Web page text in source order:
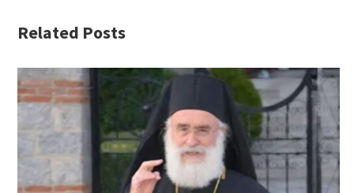
Related Posts